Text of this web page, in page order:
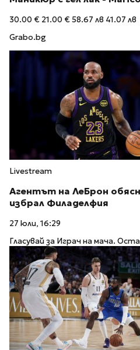
30.00 € 21.00 €58.67 лв 41.07 лв
Grabo.bg
Livestream
Агентът на ЛеБрон
избрал Филаделфия
27 юли, 16:29
Гласувай за Играч на мача.